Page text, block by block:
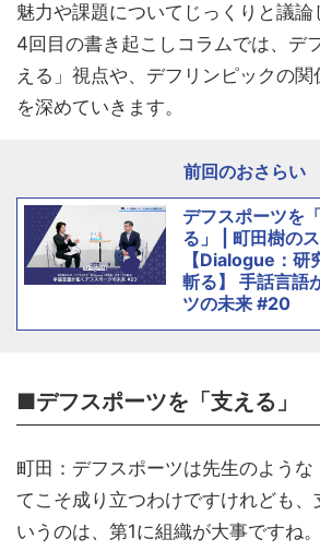
魅力や課題についてじっくりと議
4回目の書き起こしコラムでは、デ
える」視点や、デフリンピックの
を深めていきます。
前回のおさらい
デフスポーツを
る」 | 町田樹の
【Dialogue：研
斬る】 手話言語
ツの未来 #20
■デフスポーツを「支える」
町田：デフスポーツは先生のよう
てこそ成り立つわけですけれども、
いうのは、第1に組織が大事ですね